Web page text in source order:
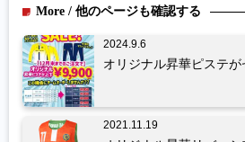
More / 他のページも確認する
2024.9.6
オリジナル昇華ピステが
2021.11.19